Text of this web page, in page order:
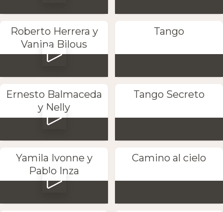
Roberto Herrera y
Vanina Bilous
Tango
Ernesto Balmaceda
y Nelly
Tango Secreto
Yamila Ivonne y
Pablo Inza
Camino al cielo